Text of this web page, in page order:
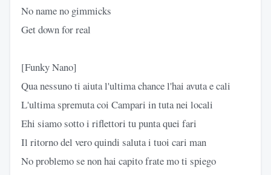
No name no gimmicks
Get down for real
[Funky Nano]
Qua nessuno ti aiuta l'ultima chance l'hai avuta e cali
L'ultima spremuta coi Campari in tuta nei locali
Ehi siamo sotto i riflettori tu punta quei fari
Il ritorno del vero quindi saluta i tuoi cari man
No problemo se non hai capito frate mo ti spiego